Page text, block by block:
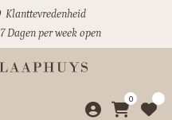
Klanttevredenheid
7 Dagen per week open
0